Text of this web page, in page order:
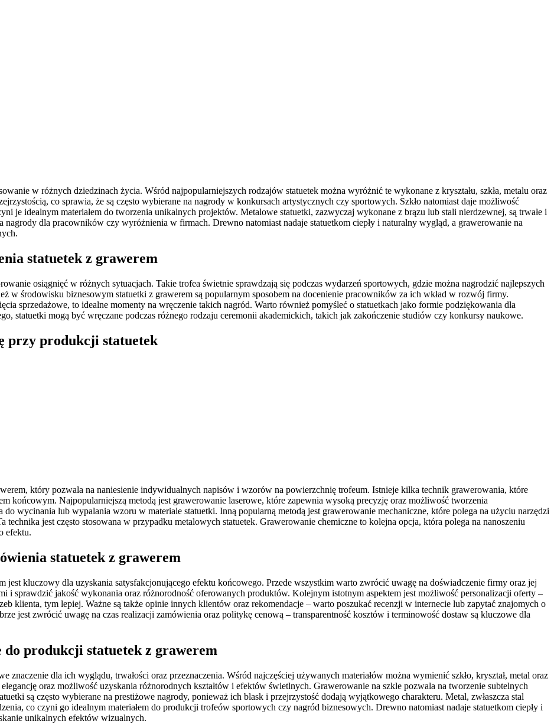
w różnych dziedzinach życia. Wśród najpopularniejszych rodzajów statuetek można wyróżnić te wykonane z kryształu, szkła, metalu oraz
co sprawia, że są często wybierane na nagrody w konkursach artystycznych czy sportowych. Szkło natomiast daje możliwość
je idealnym materiałem do tworzenia unikalnych projektów. Metalowe statuetki, zazwyczaj wykonane z brązu lub stali nierdzewnej, są trwałe i
nagrody dla pracowników czy wyróżnienia w firmach. Drewno natomiast nadaje statuetkom ciepły i naturalny wygląd, a grawerowanie na
statuetek z grawerem
osiągnięć w różnych sytuacjach. Takie trofea świetnie sprawdzają się podczas wydarzeń sportowych, gdzie można nagrodzić najlepszych
w środowisku biznesowym statuetki z grawerem są popularnym sposobem na docenienie pracowników za ich wkład w rozwój firmy.
sprzedażowe, to idealne momenty na wręczenie takich nagród. Warto również pomyśleć o statuetkach jako formie podziękowania dla
statuetki mogą być wręczane podczas różnego rodzaju ceremonii akademickich, takich jak zakończenie studiów czy konkursy naukowe.
przy produkcji statuetek
który pozwala na naniesienie indywidualnych napisów i wzorów na powierzchnię trofeum. Istnieje kilka technik grawerowania, które
końcowym. Najpopularniejszą metodą jest grawerowanie laserowe, które zapewnia wysoką precyzję oraz możliwość tworzenia
wycinania lub wypalania wzoru w materiale statuetki. Inną popularną metodą jest grawerowanie mechaniczne, które polega na użyciu narzędzi
jest często stosowana w przypadku metalowych statuetek. Grawerowanie chemiczne to kolejna opcja, która polega na nanoszeniu
efektu.
statuetek z grawerem
jest kluczowy dla uzyskania satysfakcjonującego efektu końcowego. Przede wszystkim warto zwrócić uwagę na doświadczenie firmy oraz jej
i sprawdzić jakość wykonania oraz różnorodność oferowanych produktów. Kolejnym istotnym aspektem jest możliwość personalizacji oferty –
klienta, tym lepiej. Ważne są także opinie innych klientów oraz rekomendacje – warto poszukać recenzji w internecie lub zapytać znajomych o
jest zwrócić uwagę na czas realizacji zamówienia oraz politykę cenową – transparentność kosztów i terminowość dostaw są kluczowe dla
do produkcji statuetek z grawerem
znaczenie dla ich wyglądu, trwałości oraz przeznaczenia. Wśród najczęściej używanych materiałów można wymienić szkło, kryształ, metal oraz
oraz możliwość uzyskania różnorodnych kształtów i efektów świetlnych. Grawerowanie na szkle pozwala na tworzenie subtelnych
są często wybierane na prestiżowe nagrody, ponieważ ich blask i przejrzystość dodają wyjątkowego charakteru. Metal, zwłaszcza stal
co czyni go idealnym materiałem do produkcji trofeów sportowych czy nagród biznesowych. Drewno natomiast nadaje statuetkom ciepły i
unikalnych efektów wizualnych.